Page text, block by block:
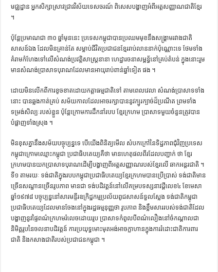
រដ្ឋបាល និង រដ្ឋបាលវិមជ្ឈការ – អត្ថបទស្រាវជ្រាវ
មជ្ឈដ្ឋាន​ ​អ្នក​សិក្សា​ស្រាវជ្រាវ​វិស័យ​ទេសចរណ៍​ ​ពិសេស​បង្ហាញ​អំពី​អត្ដសញ្ញាណ​ជាតិ​ខ្មែរ
។​ ​
ប៉ុន្ដែ​ប្រមាណ​ជា​ ​៣០ ឆ្នាំ​មុន​នេះ​ ​ប្រទេស​កម្ពុជា​បាន​ប្រឈម​មុខ​នឹង​សង្គ្រាម​រវាង​ជាតិ​
សាសន៍​ឯង​ ​ដែល​មិន​គ្រាន់តែ​ ​សម្លាប់​ជីវិត​ប្រជាជន​ខ្មែរ​រាប់​លាន​នាក់​ប៉ុណ្ណោះ​ទេ​ ​ថែម​ទាំង​
គំរាមកំហែង​ទៅ​លើ​សំណង់​ប្រវត្ដិសាស្ដ្រ​នានា​ ​ហេ​ដ្ឋា​រចនា​សម្ព​ន្ធ័​នៅ​គ្រប់​តំបន់​ ​ក្នុង​នោះ​រួម​
មាន​សំណង់​ប្រាសាទ​បុរាណ​ដែល​មាន​អាយុ​រាប់​ពាន់​ឆ្នាំ​ទៀត​ ផង​ ។​
​ដោយ​មិន​លើក​ពី​ការ​ខូចខាត​ដោយ​កត្ដា​ធម្មជាតិ​ទៅ​ តាម​ពេលវេលា​ ​សំណង់​ប្រាសាទ​ទាំង
នោះ​ ​បាន​ឆ្លងកាត់​គ្រប់​ ​សម័យកាល​ដែល​អាច​រក្សា​បាន​នូវ​ក្បូរក្បាច់​ដ៏​ប្រណីត​ ​ព្រមទាំង​
ទម្រង់​សិល្បៈ​របស់​ខ្លួន​ ​ប៉ុន្ដែ​ក្រោម​ការ​ដឹកនាំ​របប​ ​ខ្មែរក្រហម​ ​ប្រាសាទ​​មួយ​ចំនួន​ត្រូវ​បាន​
បំផ្លាញ​ទាំងស្រុង​ ។​ ​
មិន​ខុស​គ្នា​នឹង​សម័យ​បច្ចុប្បន្ន​ទេ​ ​បើ​យើង​ពិនិត្យ​មើល​ ​សំបក​ក្រៅ​នៃ​ទិដ្ឋភាព​ជុំវិញ​ប្រទេស​
កម្ពុជា​ក្រោម​ឈ្មោះ​កម្ពុជា​ ប្រជាធិបតេយ្យ​គឺថា​ ​មាន​ហេតុផល​ពីរ​ដែល​បញ្ជាក់​ ​ថា​ ​ខ្មែរ
ក្រហម​បាន​យក​ប្រាសាទបុរាណ​ដើម្បី​បង្ហាញ​ពី​អត្ដសញ្ញាណ​របស់​ខ្មែរលើ ​ឆាក​អន្ដរជាតិ ។​ ​
ទី​១​ ​តាម​រយៈ​ ​ទង់ជាតិ​ក្នុង​របប​កម្ពុជា​ប្រជាធិបតេយ្យ​ខ្មែរក្រហម​បាន​ប្រើប្រាស់​ ទង់ជាតិ​មាន​
ច្រើន​សណ្ឋាន​ច្រើន​រូបភាព​ ​មាន​ជា​ ​ទង់​បដិវត្ដន៍​នៅ​លើ​គម្រប​ទស្សនាវដ្ដី​លេខ​៤​ ​ខែមេសា​ ​
ឆ្នាំ​១៩៧៨​ ​បច្ចុប្បន្ន​នៅ​សារមន្ទីរ​ឧក្រិដ្ឋកម្ម​ប្រល័យ​ពូជ​សាសន៍​ទួល​ស្លែង​ ​ទង់ជាតិ​កម្ពុជា​
ប្រជាធិបតេយ្យ​ដែល​មាន​ចែង​នៅ​ក្នុង​រដ្ឋធម្មនុញ្ញ​ថា​ ​រូបភាព​ និង​ខ្លឹមសារ​របស់​​ទង់ជាតិ​ដែល​
បង្ហាញ​នូវ​ផ្ទៃ​ពណ៌​ក្រហម​រំលេច​ដោយ​រូប​ ប្រាសាទ​កំពូល​បី​ពណ៌​លឿង​នៅ​ចំ​កណ្ដាល​ជា​
និមិត្ដរូប​នៃ​​ចលនា​បដិវត្ដន៍​ ការ​ប្រយុទ្ធ​មោះមុត​អង់អាច​ក្លាហាន​ក្នុង​ការ​រំដោះជាតិ​ការពារ​
ជាតិ​ ​និង​កសាង​ជាតិ​របស់​ប្រជាជន​កម្ពុជា ។​